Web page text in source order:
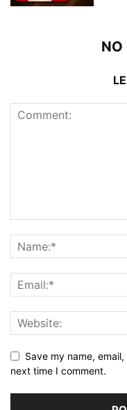
NO
Save my name,
next time I comment.